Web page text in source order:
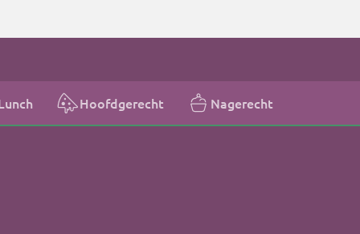
tijden
tijden
Hoofdgerecht Nagerecht